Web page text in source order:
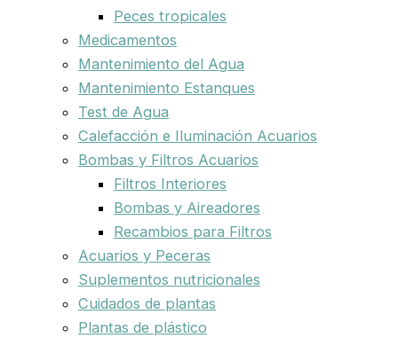
Peces tropicales
Medicamentos
Mantenimiento del Agua
Mantenimiento Estanques
Test de Agua
Calefacción e Iluminación Acuarios
Bombas y Filtros Acuarios
Filtros Interiores
Bombas y Aireadores
Recambios para Filtros
Acuarios y Peceras
Suplementos nutricionales
Cuidados de plantas
Plantas de plástico